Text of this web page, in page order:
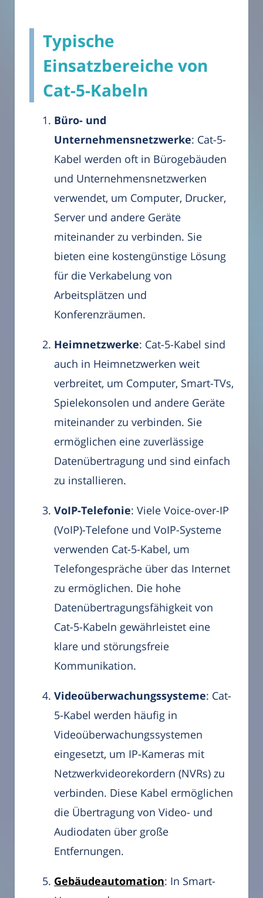
Typische
Einsatzbereiche von
Cat-5-Kabeln
Büro- und
Unternehmensnetzwerke: Cat-5-
Kabel werden oft in Bürogebäuden
und Unternehmensnetzwerken
verwendet, um Computer, Drucker,
Server und andere Geräte
miteinander zu verbinden. Sie
bieten eine kostengünstige Lösung
für die Verkabelung von
Arbeitsplätzen und
Konferenzräumen.
Heimnetzwerke: Cat-5-Kabel sind
auch in Heimnetzwerken weit
verbreitet, um Computer, Smart-TVs,
Spielekonsolen und andere Geräte
miteinander zu verbinden. Sie
ermöglichen eine zuverlässige
Datenübertragung und sind einfach
zu installieren.
VoIP-Telefonie: Viele Voice-over-IP
(VoIP)-Telefone und VoIP-Systeme
verwenden Cat-5-Kabel, um
Telefongespräche über das Internet
zu ermöglichen. Die hohe
Datenübertragungsfähigkeit von
Cat-5-Kabeln gewährleistet eine
klare und störungsfreie
Kommunikation.
Videoüberwachungssysteme: Cat-
5-Kabel werden häufig in
Videoüberwachungssystemen
eingesetzt, um IP-Kameras mit
Netzwerkvideorekordern (NVRs) zu
verbinden. Diese Kabel ermöglichen
die Übertragung von Video- und
Audiodaten über große
Entfernungen.
Gebäudeautomation: In Smart-